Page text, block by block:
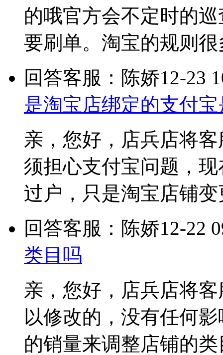
的哦官方会不定时的
要刷单。淘宝的规则
回答客服：陈娇12-23
是淘宝店绑定的支付
亲，您好，店兵店将
须担心支付宝问题，
过户，只是淘宝店铺
回答客服：陈娇12-22
类目吗
亲，您好，店兵店将
以修改的，没有任何
的销量来调整店铺的